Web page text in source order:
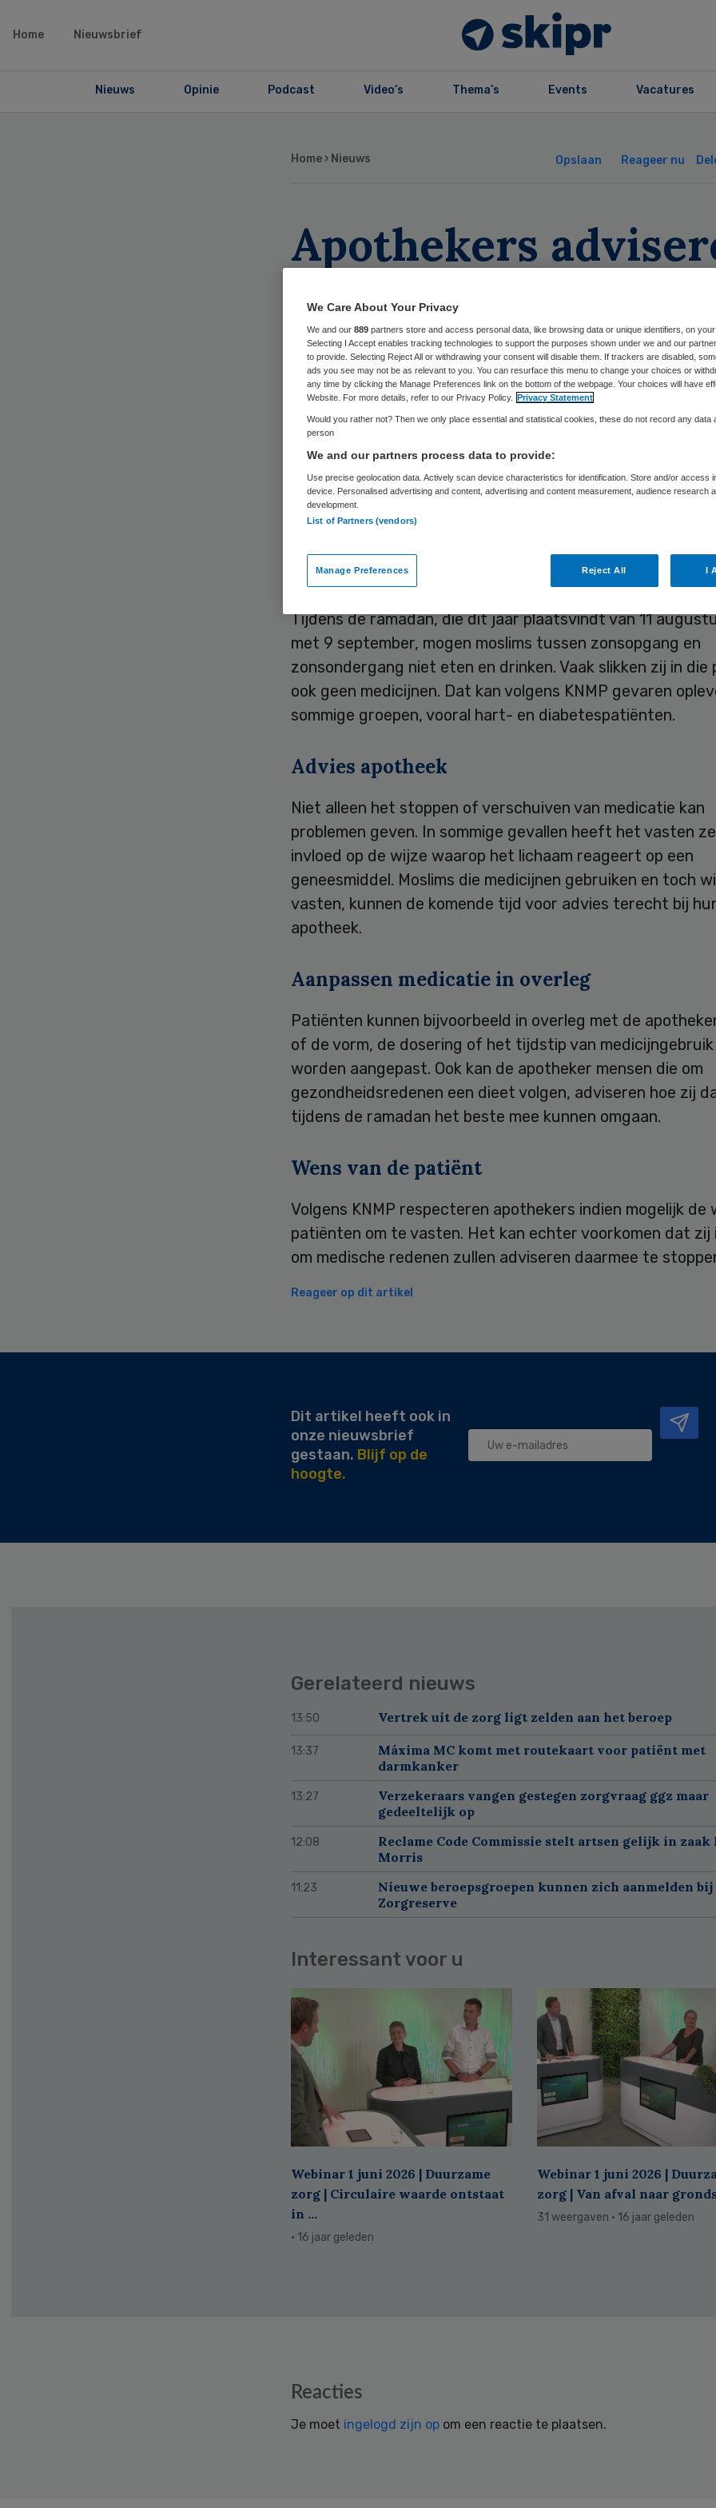
Home Nieuwsbrief
Nieuws Opinie Podcast Video’s Thema’s Events Vacatures
Home › Nieuws Opslaan Reageer nu
Apothekers
over medicatie
ramadan
Apothekers zijn de komende tijd alert op patiënten die
medicijngebruik willen deelnemen aan de ramadan, de
vastenmaand. Dat meldde de brancheorganisatie KNMP
Gevaren voor gezondheid
Tijdens de ramadan, die dit jaar plaatsvindt van 11
met 9 september, mogen moslims tussen zonsopgang en
zonsondergang niet eten en drinken. Vaak slikken zij in die
ook geen medicijnen. Dat kan volgens KNMP gevaren
sommige groepen, vooral hart- en diabetespatiënten.
Advies apotheek
Niet alleen het stoppen of verschuiven van medicatie kan
problemen geven. In sommige gevallen heeft het vasten
invloed op de wijze waarop het lichaam reageert op een
geneesmiddel. Moslims die medicijnen gebruiken en toch
vasten, kunnen de komende tijd voor advies terecht bij
apotheek.
Aanpassen medicatie in overleg
Patiënten kunnen bijvoorbeeld in overleg met de
of de vorm, de dosering of het tijdstip van medicijngebruik
worden aangepast. Ook kan de apotheker mensen die om
gezondheidsredenen een dieet volgen, adviseren hoe zij
tijdens de ramadan het beste mee kunnen omgaan.
Wens van de patiënt
Volgens KNMP respecteren apothekers indien mogelijk de
patiënten om te vasten. Het kan echter voorkomen dat zij
om medische redenen zullen adviseren daarmee te
Reageer op dit artikel
Secondary
Dit artikel heeft ook in
onze nieuwsbrief
gestaan. Blijf op de
hoogte.
Gerelateerd nieuws
13:50 Vertrek uit de zorg ligt zelden aan het beroep
13:37
Máxima MC komt met routekaart voor patiënt met
darmkanker
13:27
Verzekeraars vangen gestegen zorgvraag ggz maar
gedeeltelijk op
12:08
Reclame Code Commissie stelt artsen gelijk in
Morris
11:23
Nieuwe beroepsgroepen kunnen zich aanmelden
Zorgreserve
Interessant voor u
Webinar 1 juni 2026 | Duurzame
zorg | Circulaire waarde ontstaat
in ...
· 16 jaar geleden
Webinar 1 juni 2026 |
zorg | Van afval naar
31 weergaven · 16 jaar geleden
Reacties
Je moet ingelogd zijn op om een reactie te plaatsen.
We Care About Your Privacy
We and our 889 partners store and access personal data, like browsing data or unique identifiers, on your
Selecting I Accept enables tracking technologies to support the purposes shown under we and our
to provide. Selecting Reject All or withdrawing your consent will disable them. If trackers are disabled,
ads you see may not be as relevant to you. You can resurface this menu to change your choices or
any time by clicking the Manage Preferences link on the bottom of the webpage. Your choices will have
Website. For more details, refer to our Privacy Policy. Privacy Statement
Would you rather not? Then we only place essential and statistical cookies, these do not record any data
person
We and our partners process data to provide:
Use precise geolocation data. Actively scan device characteristics for identification. Store and/or access
device. Personalised advertising and content, advertising and content measurement, audience research
development.
List of Partners (vendors)
Manage Preferences Reject All I